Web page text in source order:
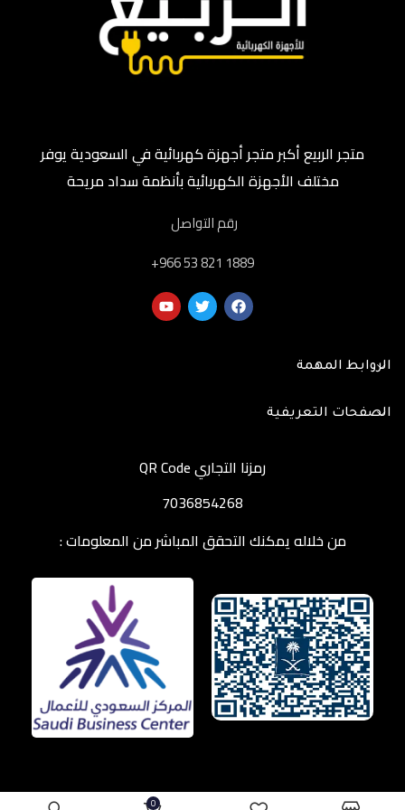
متجر الربيع أكبر متجر أجهزة كهربائية في السعودية يوفر
مختلف الأجهزة الكهربائية بأنظمة سداد مريحة
رقم التواصل
‎+966 53 821 1889
الروابط المهمة
الصفحات التعريفية
رمزنا التجاري QR Code
7036854268
من خلاله يمكنك التحقق المباشر من المعلومات :
0